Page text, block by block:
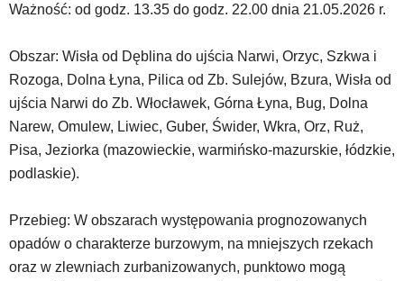
mapy
Maps
osadzane
formie
ramek.
Elementy
te
obsługiwane
za
pomocą
klawiszy
Ważność: od godz. 13.35 do godz. 22.00 dnia 21.05.2026 r.
Obszar: Wisła od Dęblina do ujścia Narwi, Orzyc, Szkwa i
Rozoga, Dolna Łyna, Pilica od Zb. Sulejów, Bzura, Wisła od
ujścia Narwi do Zb. Włocławek, Górna Łyna, Bug, Dolna
Narew, Omulew, Liwiec, Guber, Świder, Wkra, Orz, Ruż,
Pisa, Jeziorka (mazowieckie, warmińsko-mazurskie, łódzkie,
podlaskie).
Przebieg: W obszarach występowania prognozowanych
opadów o charakterze burzowym, na mniejszych rzekach
oraz w zlewniach zurbanizowanych, punktowo mogą